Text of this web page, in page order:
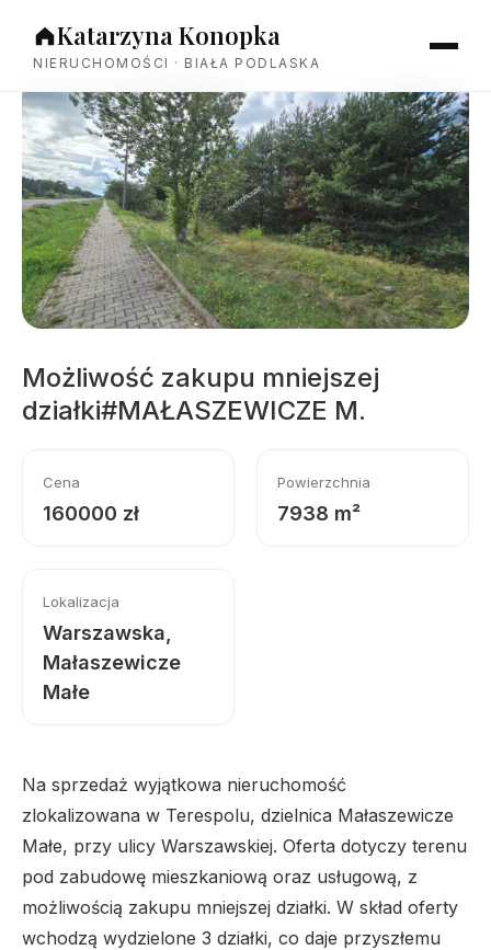
Katarzyna Konopka
NIERUCHOMOŚCI · BIAŁA PODLASKA
Możliwość zakupu mniejszej
działki#MAŁASZEWICZE M.
Cena
160000 zł
Powierzchnia
7938 m²
Lokalizacja
Warszawska,
Małaszewicze
Małe
Na sprzedaż wyjątkowa nieruchomość
zlokalizowana w Terespolu, dzielnica Małaszewicze
Małe, przy ulicy Warszawskiej. Oferta dotyczy terenu
pod zabudowę mieszkaniową oraz usługową, z
możliwością zakupu mniejszej działki. W skład oferty
wchodzą wydzielone 3 działki, co daje przyszłemu